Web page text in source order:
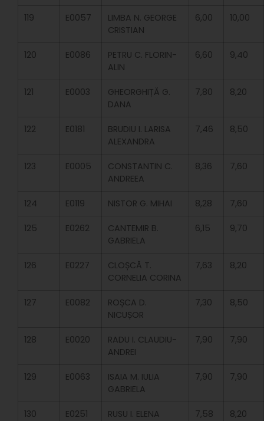
119 E0057
LIMBA N. GEORGE
CRISTIAN
6,00 10,00
120 E0086
PETRU C. FLORIN-
ALIN
6,60 9,40
121 E0003
GHEORGHIȚĂ G.
DANA
7,80 8,20
122 E0181
BRUDIU I. LARISA
ALEXANDRA
7,46 8,50
123 E0005
CONSTANTIN C.
ANDREEA
8,36 7,60
124 E0119 NISTOR G. MIHAI 8,28 7,60
125 E0262
CANTEMIR B.
GABRIELA
6,15 9,70
126 E0227
CLOȘCĂ T.
CORNELIA CORINA
7,63 8,20
127 E0082
ROȘCA D.
NICUȘOR
7,30 8,50
128 E0020
RADU I. CLAUDIU-
ANDREI
7,90 7,90
129 E0063
ISAIA M. IULIA
GABRIELA
7,90 7,90
130 E0251 RUSU I. ELENA 7,58 8,20